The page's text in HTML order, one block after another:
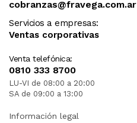
cobranzas@fravega.com.ar
Servicios a empresas:
Ventas corporativas
Venta telefónica:
0810 333 8700
LU-VI de 08:00 a 20:00
SA de 09:00 a 13:00
Información legal